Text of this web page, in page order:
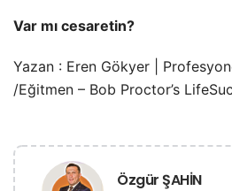
Var mı cesaretin?
Yazan : Eren Gökyer |
/Eğitmen – Bob Proctor’s
Özgür ŞAHİN